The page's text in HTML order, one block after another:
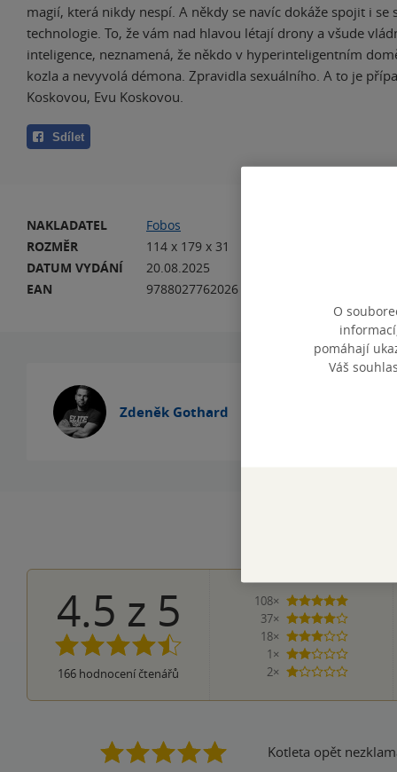
magií, která nikdy nespí. A někdy se navíc dokáže spojit i se
technologie. To, že vám nad hlavou létají drony a všude
inteligence, neznamená, že někdo v hyperinteligentním
kozla a nevyvolá démona. Zpravidla sexuálního. A to je
Koskovou, Evu Koskovou.
Sdílet
NAKLADATEL
Fobos
ROZMĚR
114 x 179 x 31
DATUM VYDÁNÍ
20.08.2025
EAN
9788027762026
Zdeněk Gothard
4.5 z 5
166 hodnocení čtenářů
108×
5
37×
4 hvězdičky
18×
3 hvězdičky
1×
2 hvězdičky
2×
1 hvezdička
Kotleta opět
O
pomáhají
Váš